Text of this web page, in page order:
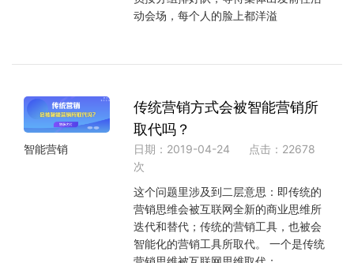
动会场，每个人的脸上都洋溢
智能营销
传统营销方式会被智能营销所
取代吗？
日期：2019-04-24
点击：22678
次
这个问题里涉及到二层意思：即传统的
营销思维会被互联网全新的商业思维所
迭代和替代；传统的营销工具，也被会
智能化的营销工具所取代。 一个是传统